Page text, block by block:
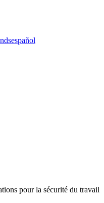
español
pour la sécurité du travail